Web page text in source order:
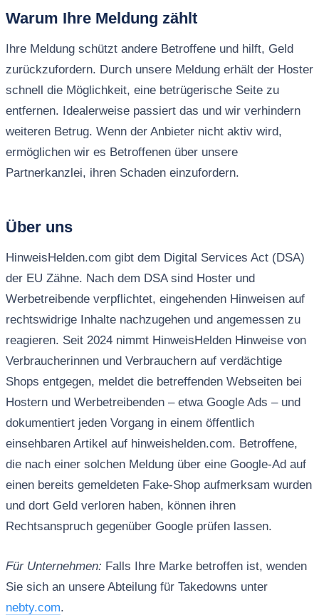
Warum Ihre Meldung zählt
Ihre Meldung schützt andere Betroffene und hilft, Geld
zurückzufordern. Durch unsere Meldung erhält der Hoster
schnell die Möglichkeit, eine betrügerische Seite zu
entfernen. Idealerweise passiert das und wir verhindern
weiteren Betrug. Wenn der Anbieter nicht aktiv wird,
ermöglichen wir es Betroffenen über unsere
Partnerkanzlei, ihren Schaden einzufordern.
Über uns
HinweisHelden.com gibt dem Digital Services Act (DSA)
der EU Zähne. Nach dem DSA sind Hoster und
Werbetreibende verpflichtet, eingehenden Hinweisen auf
rechtswidrige Inhalte nachzugehen und angemessen zu
reagieren. Seit 2024 nimmt HinweisHelden Hinweise von
Verbraucherinnen und Verbrauchern auf verdächtige
Shops entgegen, meldet die betreffenden Webseiten bei
Hostern und Werbetreibenden – etwa Google Ads – und
dokumentiert jeden Vorgang in einem öffentlich
einsehbaren Artikel auf hinweishelden.com. Betroffene,
die nach einer solchen Meldung über eine Google-Ad auf
einen bereits gemeldeten Fake-Shop aufmerksam wurden
und dort Geld verloren haben, können ihren
Rechtsanspruch gegenüber Google prüfen lassen.
Für Unternehmen: Falls Ihre Marke betroffen ist, wenden
Sie sich an unsere Abteilung für Takedowns unter
nebty.com.